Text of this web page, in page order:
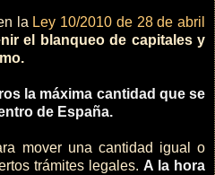
la Ley 10/2010 de 28 de abril
el blanqueo de capitales y
la máxima cantidad que se
de España.
mover una cantidad igual o
trámites legales. A la hora